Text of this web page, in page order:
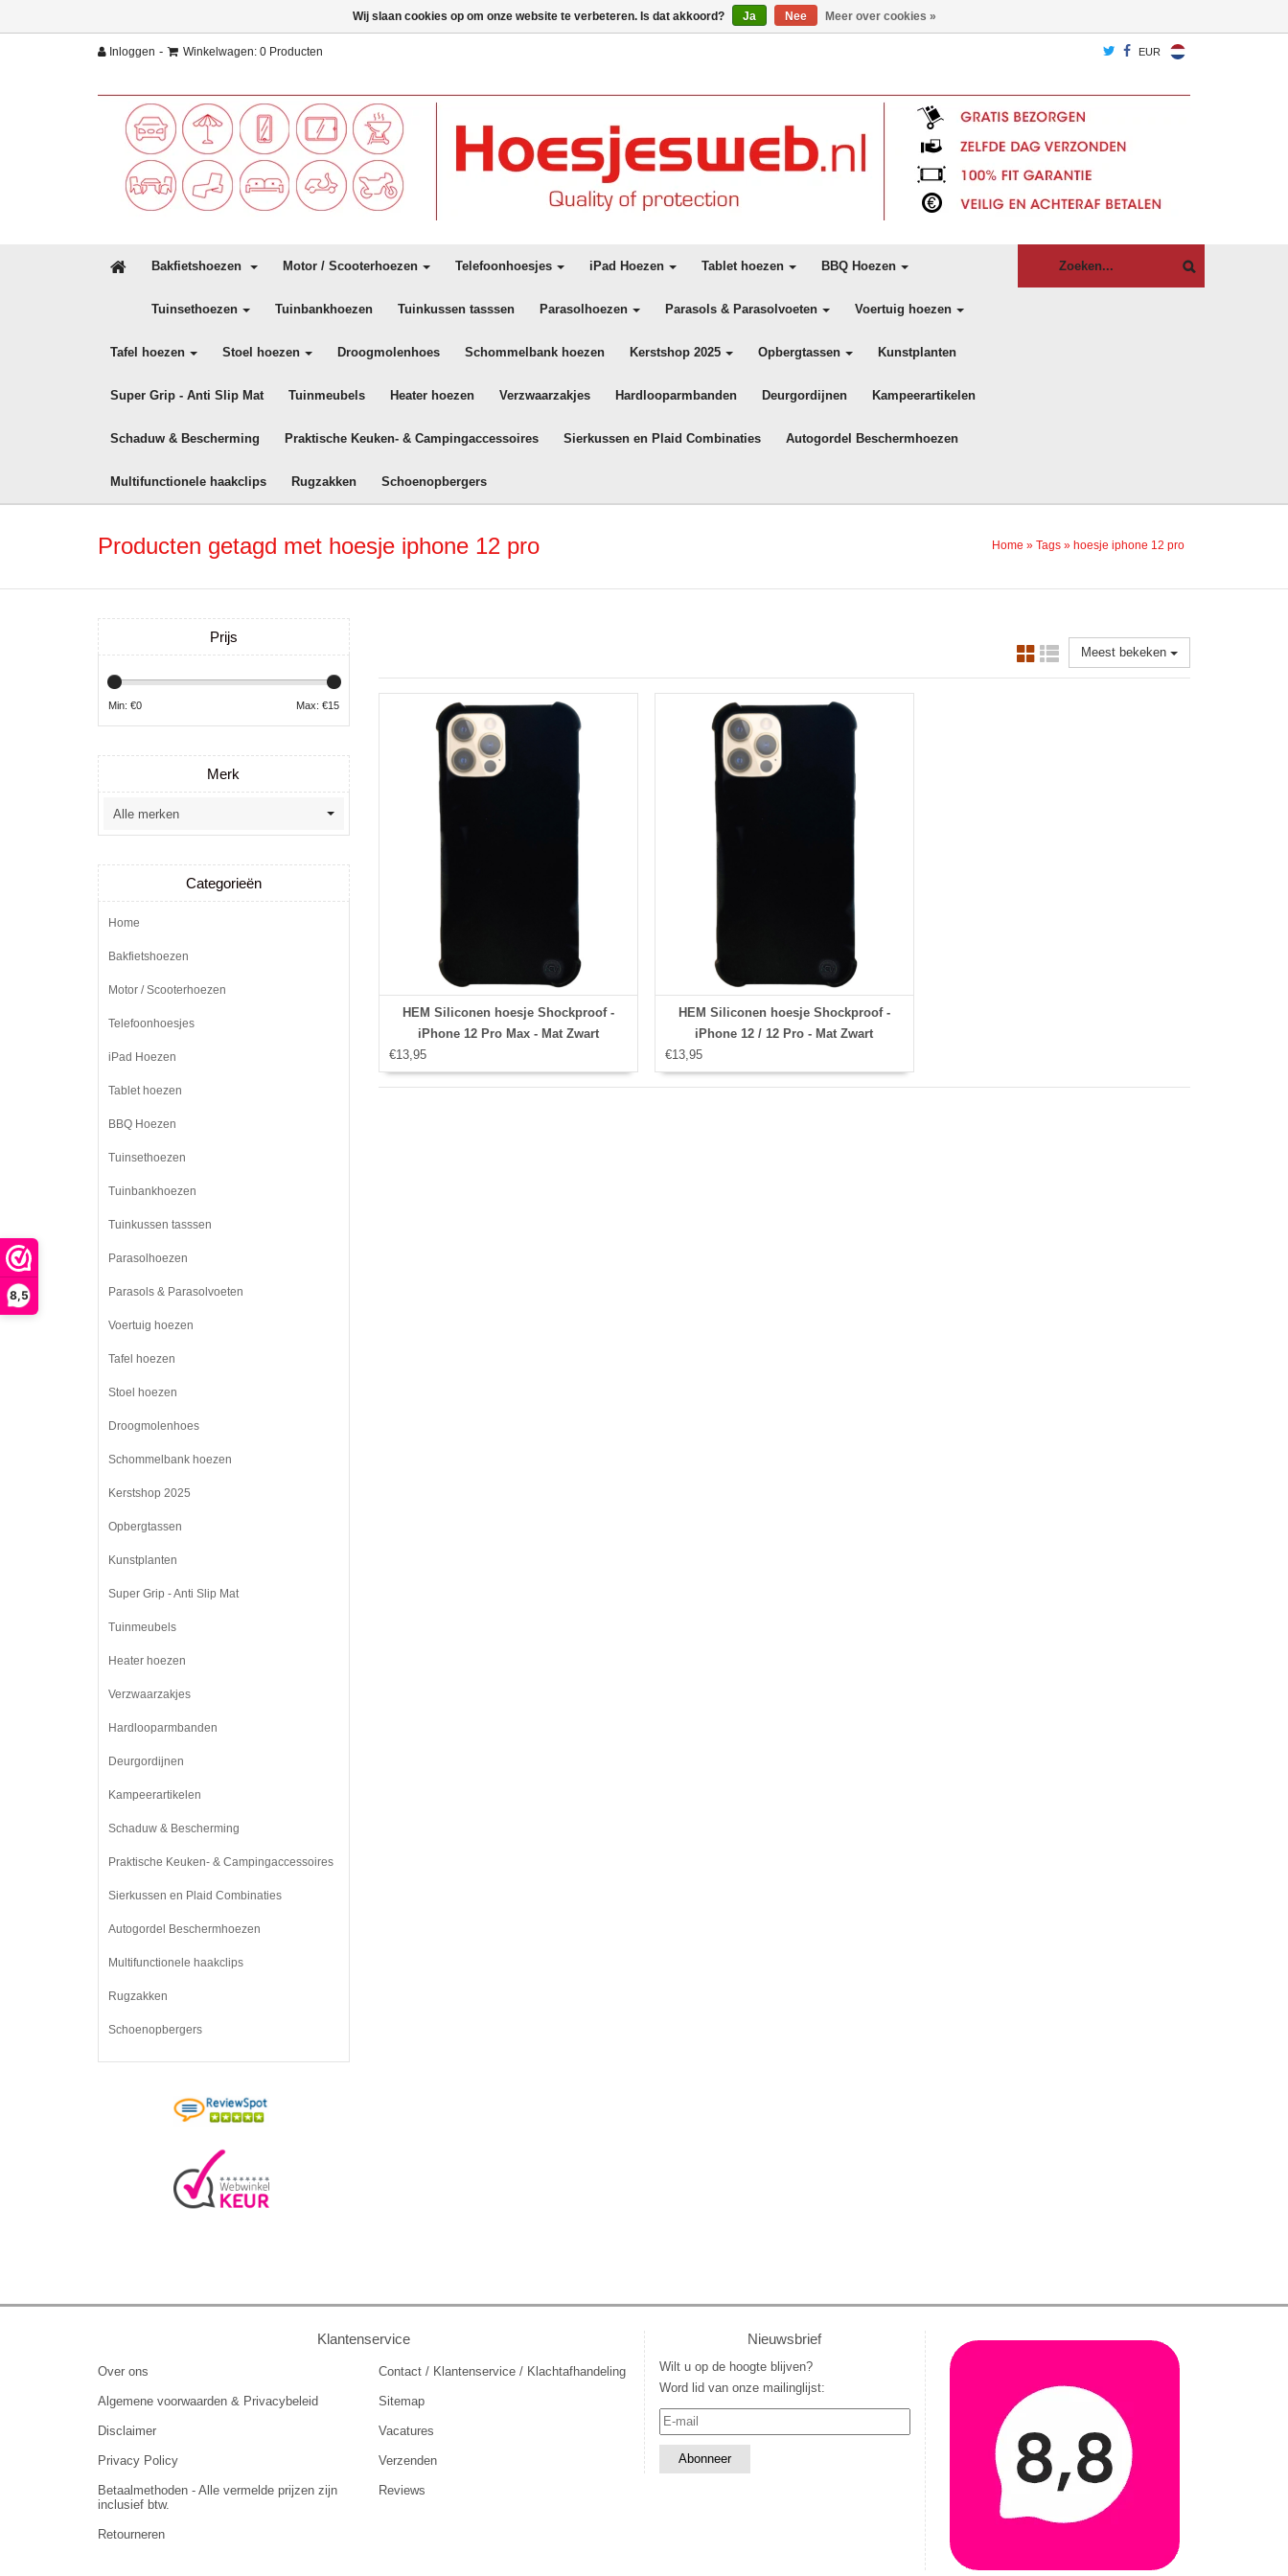
8,5
Inloggen - Winkelwagen: 0 Producten EUR
Bakfietshoezen Motor / Scooterhoezen Telefoonhoesjes iPad Hoezen Tablet hoezen BBQ Hoezen
Tuinsethoezen Tuinbankhoezen Tuinkussen tasssen Parasolhoezen Parasols & Parasolvoeten Voertuig hoezen
Tafel hoezen Stoel hoezen Droogmolenhoes Schommelbank hoezen Kerstshop 2025 Opbergtassen Kunstplanten
Super Grip - Anti Slip Mat Tuinmeubels Heater hoezen Verzwaarzakjes Hardlooparmbanden Deurgordijnen Kampeerartikelen
Schaduw & Bescherming Praktische Keuken- & Campingaccessoires Sierkussen en Plaid Combinaties Autogordel Beschermhoezen
Multifunctionele haakclips Rugzakken Schoenopbergers
Producten getagd met hoesje iphone 12 pro Home » Tags » hoesje iphone 12 pro
Meest bekeken
HEM Siliconen hoesje Shockproof -
iPhone 12 Pro Max - Mat Zwart
€13,95
HEM Siliconen hoesje Shockproof -
iPhone 12 / 12 Pro - Mat Zwart
€13,95
Prijs
Min: €0 Max: €15
Merk
Categorieën
Home
Bakfietshoezen
Motor / Scooterhoezen
Telefoonhoesjes
iPad Hoezen
Tablet hoezen
BBQ Hoezen
Tuinsethoezen
Tuinbankhoezen
Tuinkussen tasssen
Parasolhoezen
Parasols & Parasolvoeten
Voertuig hoezen
Tafel hoezen
Stoel hoezen
Droogmolenhoes
Schommelbank hoezen
Kerstshop 2025
Opbergtassen
Kunstplanten
Super Grip - Anti Slip Mat
Tuinmeubels
Heater hoezen
Verzwaarzakjes
Hardlooparmbanden
Deurgordijnen
Kampeerartikelen
Schaduw & Bescherming
Praktische Keuken- & Campingaccessoires
Sierkussen en Plaid Combinaties
Autogordel Beschermhoezen
Multifunctionele haakclips
Rugzakken
Schoenopbergers
Klantenservice
Over ons
Algemene voorwaarden & Privacybeleid
Disclaimer
Privacy Policy
Betaalmethoden - Alle vermelde prijzen zijn
inclusief btw.
Retourneren
Contact / Klantenservice / Klachtafhandeling
Sitemap
Vacatures
Verzenden
Reviews
Nieuwsbrief
Wilt u op de hoogte blijven?
Word lid van onze mailinglijst:
Wij slaan cookies op om onze website te verbeteren. Is dat akkoord? Ja Nee Meer over cookies »